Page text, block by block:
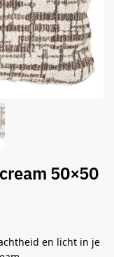
50×50
en licht in je